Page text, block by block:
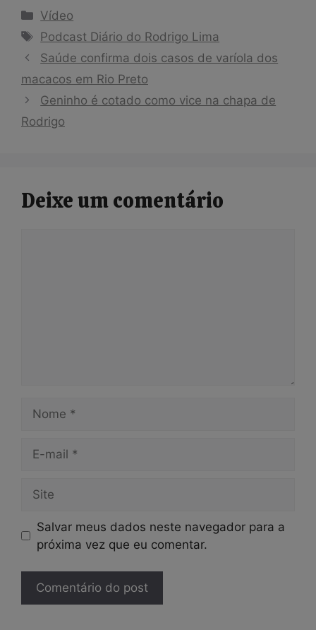
Categorias
Vídeo
Tags
Podcast Diário do Rodrigo Lima
Saúde confirma dois casos de varíola dos
macacos em Rio Preto
Geninho é cotado como vice na chapa de
Rodrigo
Deixe um comentário
mail
Salvar meus dados neste navegador para a
próxima vez que eu comentar.